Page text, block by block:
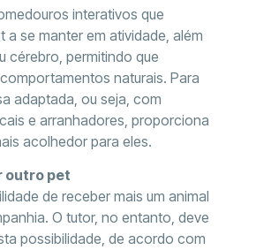
interativos que
a se manter em atividade, além
cérebro, permitindo que
naturais. Para
adaptada, ou seja, com
e arranhadores, proporciona
acolhedor para eles.
outro pet
de receber mais um animal
O tutor, no entanto, deve
possibilidade, de acordo com